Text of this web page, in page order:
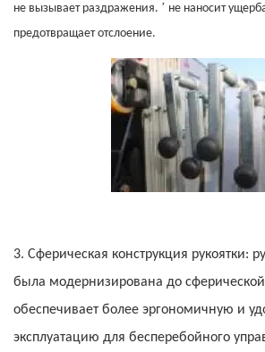
не вызывает раздражения. ’ не наносит
предотвращает отслоение.
3. Сферическая конструкция рукоятки:
была модернизирована до сферической
обеспечивает более эргономичную и
эксплуатацию для бесперебойного